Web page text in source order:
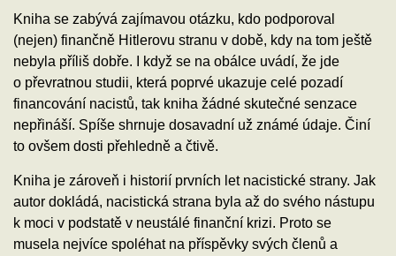
Kniha se zabývá zajímavou otázku, kdo podporoval
(nejen) finančně Hitlerovu stranu v době, kdy na tom ještě
nebyla příliš dobře. I když se na obálce uvádí, že jde
o převratnou studii, která poprvé ukazuje celé pozadí
financování nacistů, tak kniha žádné skutečné senzace
nepřináší. Spíše shrnuje dosavadní už známé údaje. Činí
to ovšem dosti přehledně a čtivě.
Kniha je zároveň i historií prvních let nacistické strany. Jak
autor dokládá, nacistická strana byla až do svého nástupu
k moci v podstatě v neustálé finanční krizi. Proto se
musela nejvíce spoléhat na příspěvky svých členů a